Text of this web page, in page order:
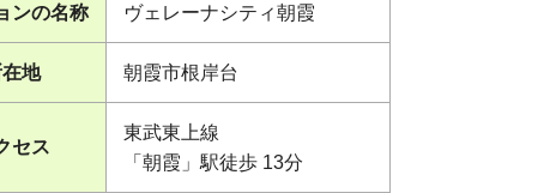
ンの名称 ヴェレーナシティ朝霞
在地 朝霞市根岸台
セス
東武東上線
「朝霞」駅徒歩 13分